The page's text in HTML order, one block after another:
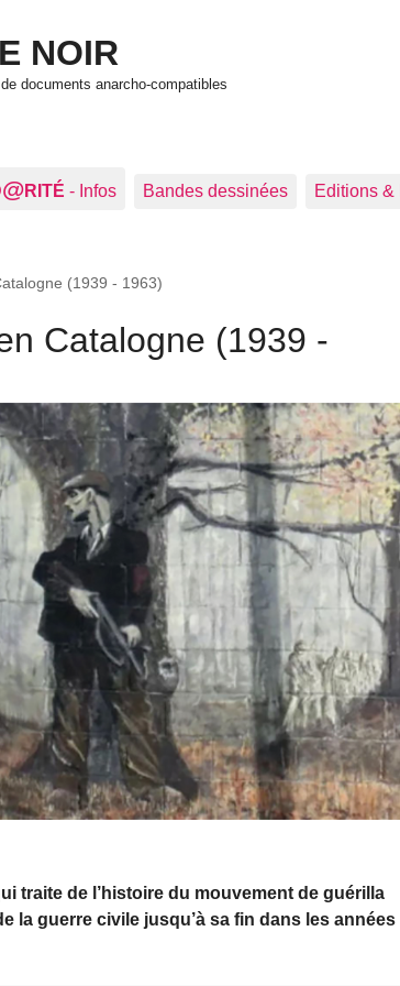
NOIR
documents anarcho-compatibles
@RITÉ - Infos Bandes dessinées Editions
(1939 - 1963)
Catalogne (1939 -
traite de l’histoire du mouvement de guérilla
la guerre civile jusqu’à sa fin dans les années